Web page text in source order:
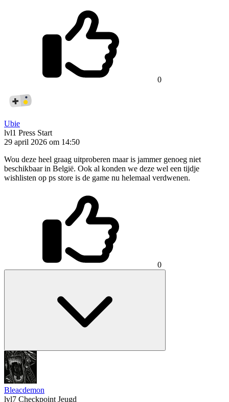
0
Ubie
lvl1 Press Start
29 april 2026 om 14:50
Wou deze heel graag uitproberen maar is jammer genoeg niet
beschikbaar in België. Ook al konden we deze wel een tijdje
wishlisten op ps store is de game nu helemaal verdwenen.
0
Bleacdemon
lvl7 Checkpoint Jeugd